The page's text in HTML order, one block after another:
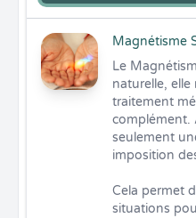
Magnétisme
Le
naturelle,
traitement
complément.
seulement
imposition
Cela permet
situations